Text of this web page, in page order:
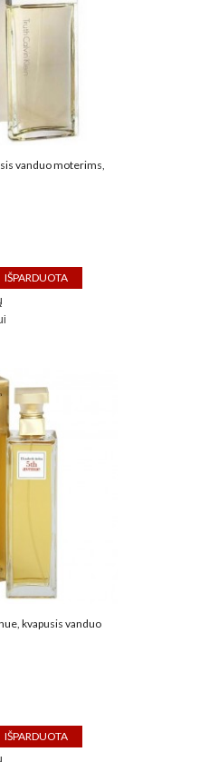
vanduo moterims,
IŠPARDUOTA
kvapusis vanduo
IŠPARDUOTA